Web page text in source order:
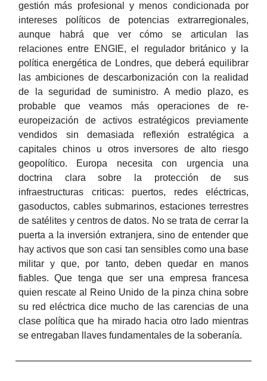
gestión más profesional y menos condicionada por
intereses políticos de potencias extrarregionales,
aunque habrá que ver cómo se articulan las
relaciones entre ENGIE, el regulador británico y la
política energética de Londres, que deberá equilibrar
las ambiciones de descarbonización con la realidad
de la seguridad de suministro. A medio plazo, es
probable que veamos más operaciones de re-
europeización de activos estratégicos previamente
vendidos sin demasiada reflexión estratégica a
capitales chinos u otros inversores de alto riesgo
geopolítico. Europa necesita con urgencia una
doctrina clara sobre la protección de sus
infraestructuras criticas: puertos, redes eléctricas,
gasoductos, cables submarinos, estaciones terrestres
de satélites y centros de datos. No se trata de cerrar la
puerta a la inversión extranjera, sino de entender que
hay activos que son casi tan sensibles como una base
militar y que, por tanto, deben quedar en manos
fiables. Que tenga que ser una empresa francesa
quien rescate al Reino Unido de la pinza china sobre
su red eléctrica dice mucho de las carencias de una
clase política que ha mirado hacia otro lado mientras
se entregaban llaves fundamentales de la soberanía.